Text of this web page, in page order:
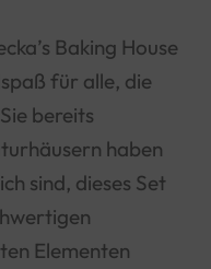
Baking House
für alle, die
bereits
haben
sind, dieses Set
Elementen